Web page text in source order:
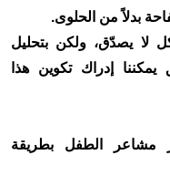
بدلاً من الحلوى.
لا يصدّق، ولكن بتحليل
إدراك تكوين هذا
مشاعر الطفل بطريقة